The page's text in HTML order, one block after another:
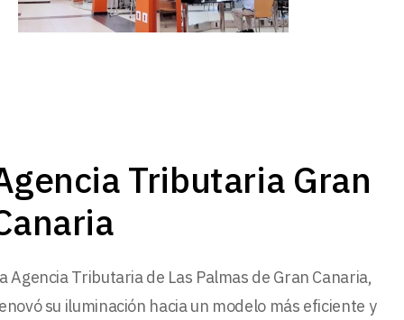
Tributaria Gran
Agencia Tributaria de Las Palmas de Gran Canaria,
su iluminación hacia un modelo más eficiente y